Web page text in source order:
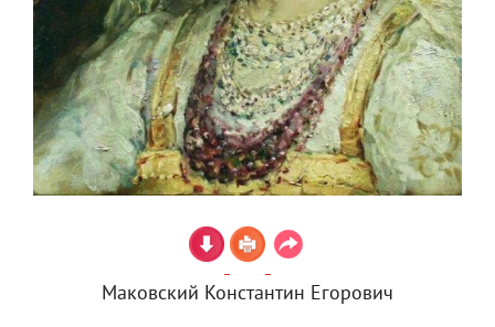
Маковский Константин Егорович